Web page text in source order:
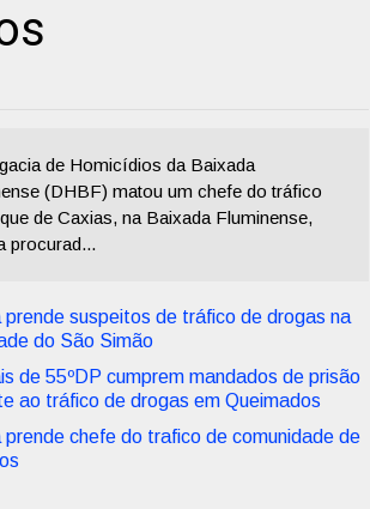
de Homicídios da Baixada
(DHBF) matou um chefe do tráfico
de Caxias, na Baixada Fluminense,
procurad...
prende suspeitos de tráfico de drogas na
do São Simão
de 55ºDP cumprem mandados de prisão
ao tráfico de drogas em Queimados
prende chefe do trafico de comunidade de